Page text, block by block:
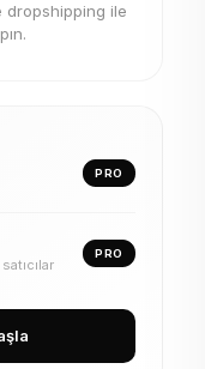
dropshipping ile
PRO
PRO